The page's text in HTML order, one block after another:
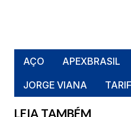
AÇO APEXBRASIL
JORGE VIANA
LEIA TAMBÉM